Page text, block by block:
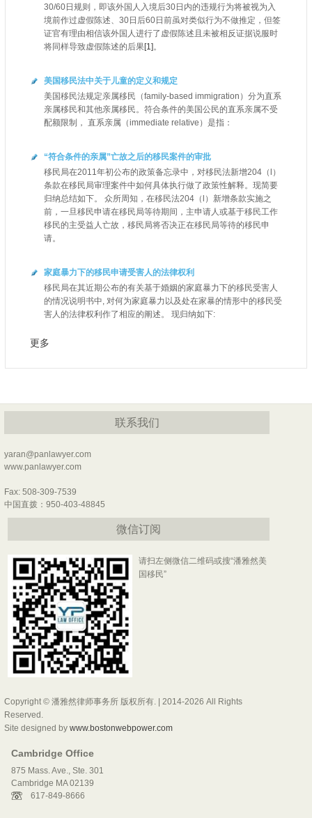
30/60日规则，即该外国人入境后30日内的违规行为将被视为入
境前作过虚假陈述、30日后60日前虽对类似行为不做推定，但签
证官有理由相信该外国人进行了虚假陈述且未被相反证据说服时
将同样导致虚假陈述的后果[1]。
美国移民法中关于儿童的定义和规定
美国移民法规定亲属移民（family-based immigration）分为直系
亲属移民和其他亲属移民。符合条件的美国公民的直系亲属不受
配额限制， 直系亲属（immediate relative）是指：
“符合条件的亲属”亡故之后的移民案件的审批
移民局在2011年初公布的政策备忘录中，对移民法新增204（l）
条款在移民局审理案件中如何具体执行做了政策性解释。现简要
归纳总结如下。 众所周知，在移民法204（l）新增条款实施之
前，一旦移民申请在移民局等待期间，主申请人或基于移民工作
移民的主受益人亡故，移民局将否决正在移民局等待的移民申
请。
家庭暴力下的移民申请受害人的法律权利
移民局在其近期公布的有关基于婚姻的家庭暴力下的移民受害人
的情况说明书中, 对何为家庭暴力以及处在家暴的情形中的移民受
害人的法律权利作了相应的阐述。 现归纳如下:
更多
联系我们
yaran@panlawyer.com
www.panlawyer.com
Fax: 508-309-7539
中国直拨：950-403-48845
微信订阅
请扫左侧微信二维码或搜“潘雅然美
国移民”
Copyright © 潘雅然律师事务所 版权所有. | 2014-2026 All Rights
Reserved.
Site designed by www.bostonwebpower.com
Cambridge Office
875 Mass. Ave., Ste. 301
Cambridge MA 02139
617-849-8666